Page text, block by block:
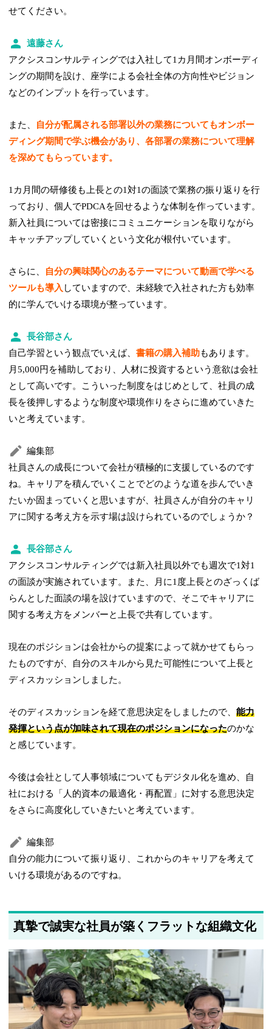
せてください。
遠藤さん
アクシスコンサルティングでは入社して1カ月間オンボーディ
ングの期間を設け、座学による会社全体の方向性やビジョン
などのインプットを行っています。
また、
自分が配属される部署以外の業務についてもオンボー
ディング期間で学ぶ機会があり、各部署の業務について理解
を深めてもらっています。
1カ月間の研修後も上長との1対1の面談で業務の振り返りを行
っており、個人でPDCAを回せるような体制を作っています。
新入社員については密接にコミュニケーションを取りながら
キャッチアップしていくという文化が根付いています。
さらに、
自分の興味関心のあるテーマについて動画で学べる
ツールも導入 していますので、未経験で入社された方も効率
的に学んでいける環境が整っています。
長谷部さん
自己学習という観点でいえば、書籍の購入補助もあります。
月5,000円を補助しており、人材に投資するという意欲は会社
として高いです。こういった制度をはじめとして、社員の成
長を後押しするような制度や環境作りをさらに進めていきた
いと考えています。
編集部
社員さんの成長について会社が積極的に支援しているのです
ね。キャリアを積んでいくことでどのような道を歩んでいき
たいか固まっていくと思いますが、社員さんが自分のキャリ
アに関する考え方を示す場は設けられているのでしょうか？
長谷部さん
アクシスコンサルティングでは新入社員以外でも週次で1対1
の面談が実施されています。また、月に1度上長とのざっくば
らんとした面談の場を設けていますので、そこでキャリアに
関する考え方をメンバーと上長で共有しています。
現在のポジションは会社からの提案によって就かせてもらっ
たものですが、自分のスキルから見た可能性について上長と
ディスカッションしました。
そのディスカッションを経て意思決定をしましたので、能力
発揮という点が加味されて現在のポジションになったのかな
と感じています。
今後は会社として人事領域についてもデジタル化を進め、自
社における「人的資本の最適化・再配置」に対する意思決定
をさらに高度化していきたいと考えています。
編集部
自分の能力について振り返り、これからのキャリアを考えて
いける環境があるのですね。
真摯で誠実な社員が築くフラットな組織文化